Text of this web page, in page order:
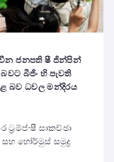
ජනපති ෂී ජින්පින්
බීජිං හි පැවති
බව ධවල මන්දිරය
ෂී සාකච්ඡා
සහ හෝර්මුස් සමුද්‍ර